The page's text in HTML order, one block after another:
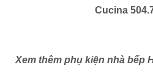
Cucina
Xem thêm phụ kiện nhà bếp